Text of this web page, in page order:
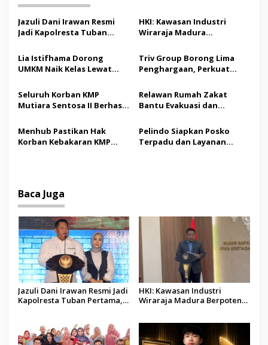
a
s
i
p
o
s
Jazuli Dani Irawan Resmi
Jadi Kapolresta Tuban
Harkamtibmas
HKI: Kawasan Industri
Wiraraja Madura
Pertumbuhan Ekonomi
Baru
Lia Istifhama Dorong
UMKM Naik Kelas Lewat
Soroti Pemberdayaan
Difabel
Triv Group Borong Lima
Penghargaan, Perkuat
Aset Digital Terpercaya
Seluruh Korban KMP
Mutiara Sentosa II Berhasil
Audit Operator Kapal
Relawan Rumah Zakat
Bantu Evakuasi dan
Kebakaran KMP Mutiara
Sentosa II
Menhub Pastikan Hak
Korban Kebakaran KMP
Pelindo Siapkan Posko
Terpadu dan Layanan
Baca Juga
Jazuli Dani Irawan Resmi Jadi
Kapolresta Tuban Pertama,
HKI: Kawasan Industri
Wiraraja Madura Berpotensi